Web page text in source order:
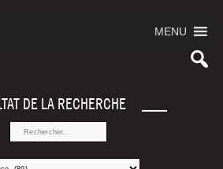
MENU
DE LA RECHERCHE